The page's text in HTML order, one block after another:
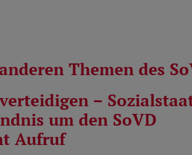
Themen des
–
um den SoVD
Aufruf